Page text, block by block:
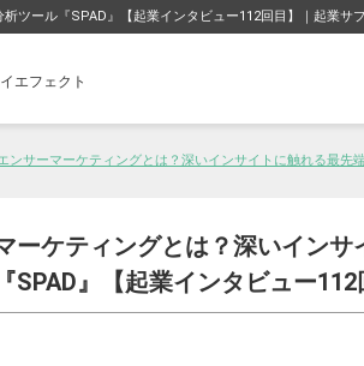
ツール『SPAD』【起業インタビュー112回目】｜起業サ
エフェクト
ンサーマーケティングとは？深いインサイトに触れる最先
ーケティングとは？深いインサ
』【起業インタビュー112